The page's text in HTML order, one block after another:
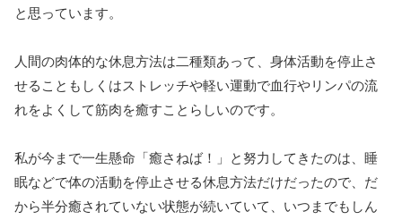
と思っています。
人間の肉体的な休息方法は二種類あって、身体活動を停止さ
せることもしくはストレッチや軽い運動で血行やリンパの流
れをよくして筋肉を癒すことらしいのです。
私が今まで一生懸命「癒さねば！」と努力してきたのは、睡
眠などで体の活動を停止させる休息方法だけだったので、だ
から半分癒されていない状態が続いていて、いつまでもしん